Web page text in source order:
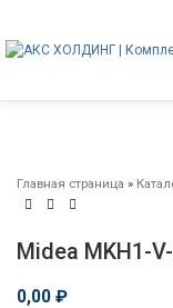
Главная страница »
Midea MKH1-
0,00 ₽